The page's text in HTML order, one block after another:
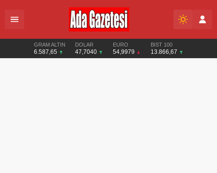
GRAM ALTIN
6.587,65
DOLAR
47,7040
EURO
54,9979
BIST 100
13.866,67